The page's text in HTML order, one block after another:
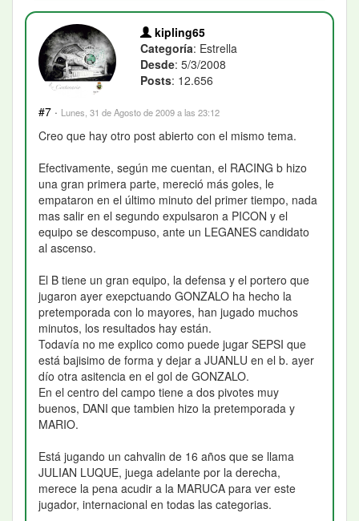
kipling65
Categoría: Estrella
Desde: 5/3/2008
Posts: 12.656
#7 · Lunes, 31 de Agosto de 2009 a las 23:12
Creo que hay otro post abierto con el mismo tema.
Efectivamente, según me cuentan, el RACING b hizo
una gran primera parte, mereció más goles, le
empataron en el último minuto del primer tiempo, nada
mas salir en el segundo expulsaron a PICON y el
equipo se descompuso, ante un LEGANES candidato
al ascenso.
El B tiene un gran equipo, la defensa y el portero que
jugaron ayer exepctuando GONZALO ha hecho la
pretemporada con lo mayores, han jugado muchos
minutos, los resultados hay están.
Todavía no me explico como puede jugar SEPSI que
está bajisimo de forma y dejar a JUANLU en el b. ayer
dío otra asitencia en el gol de GONZALO.
En el centro del campo tiene a dos pivotes muy
buenos, DANI que tambien hizo la pretemporada y
MARIO.
Está jugando un cahvalin de 16 años que se llama
JULIAN LUQUE, juega adelante por la derecha,
merece la pena acudir a la MARUCA para ver este
jugador, internacional en todas las categorias.